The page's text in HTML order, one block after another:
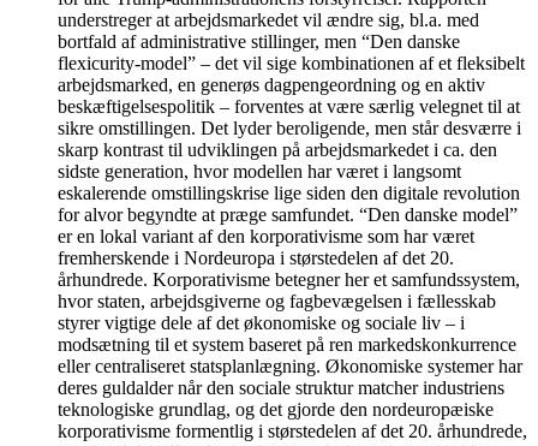
understreger at arbejdsmarkedet vil ændre sig, bl.a. med
bortfald af administrative stillinger, men “Den danske
flexicurity-model” – det vil sige kombinationen af et fleksibelt
arbejdsmarked, en generøs dagpengeordning og en aktiv
beskæftigelsespolitik – forventes at være særlig velegnet til at
sikre omstillingen. Det lyder beroligende, men står desværre i
skarp kontrast til udviklingen på arbejdsmarkedet i ca. den
sidste generation, hvor modellen har været i langsomt
eskalerende omstillingskrise lige siden den digitale revolution
for alvor begyndte at præge samfundet. “Den danske model”
er en lokal variant af den korporativisme som har været
fremherskende i Nordeuropa i størstedelen af det 20.
århundrede. Korporativisme betegner her et samfundssystem,
hvor staten, arbejdsgiverne og fagbevægelsen i fællesskab
styrer vigtige dele af det økonomiske og sociale liv – i
modsætning til et system baseret på ren markedskonkurrence
eller centraliseret statsplanlægning. Økonomiske systemer har
deres guldalder når den sociale struktur matcher industriens
teknologiske grundlag, og det gjorde den nordeuropæiske
korporativisme formentlig i størstedelen af det 20. århundrede,